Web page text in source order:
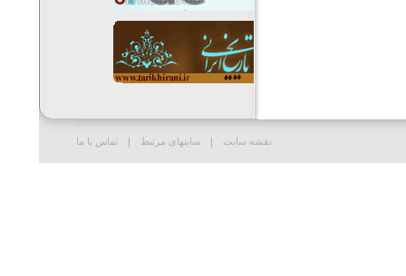
نقشه سایت سایتهای مرتبط تماس با ما